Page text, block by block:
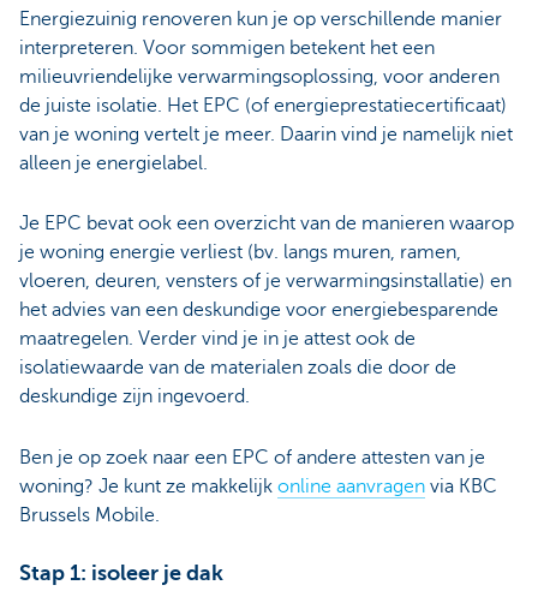
Energiezuinig renoveren kun je op verschillende manier
interpreteren. Voor sommigen betekent het een
milieuvriendelijke verwarmingsoplossing, voor anderen
de juiste isolatie. Het EPC (of energieprestatiecertificaat)
van je woning vertelt je meer. Daarin vind je namelijk niet
alleen je energielabel.
Je EPC bevat ook een overzicht van de manieren waarop
je woning energie verliest (bv. langs muren, ramen,
vloeren, deuren, vensters of je verwarmingsinstallatie) en
het advies van een deskundige voor energiebesparende
maatregelen. Verder vind je in je attest ook de
isolatiewaarde van de materialen zoals die door de
deskundige zijn ingevoerd.
Ben je op zoek naar een EPC of andere attesten van je
woning? Je kunt ze makkelijk online aanvragen via KBC
Brussels Mobile.
Stap 1: isoleer je dak